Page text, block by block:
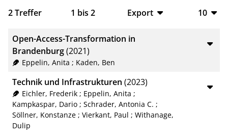
2Treffer 1 bis 2
Export
XML
10
20
100
Open-Access-Transformation in
Brandenburg(2021)
Eppelin, Anita ; Kaden, Ben
Technik und Infrastrukturen (2023)
Eichler, Frederik; Eppelin, Anita ;
Kampkaspar, Dario ; Schrader, Antonia C. ;
Söllner, Konstanze ; Vierkant, Paul ; Withanage,
Dulip